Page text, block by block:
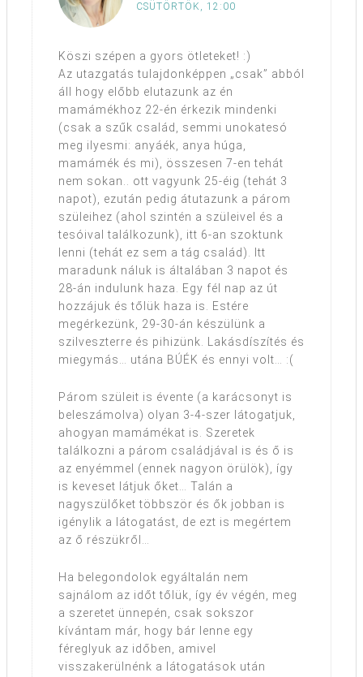
CSÜTÖRTÖK, 12:00
Köszi szépen a gyors ötleteket! :)
Az utazgatás tulajdonképpen „csak” abból
áll hogy előbb elutazunk az én
mamámékhoz 22-én érkezik mindenki
(csak a szűk család, semmi unokatesó
meg ilyesmi: anyáék, anya húga,
mamámék és mi), összesen 7-en tehát
nem sokan.. ott vagyunk 25-éig (tehát 3
napot), ezután pedig átutazunk a párom
szüleihez (ahol szintén a szüleivel és a
tesóival találkozunk), itt 6-an szoktunk
lenni (tehát ez sem a tág család). Itt
maradunk náluk is általában 3 napot és
28-án indulunk haza. Egy fél nap az út
hozzájuk és tőlük haza is. Estére
megérkezünk, 29-30-án készülünk a
szilveszterre és pihizünk. Lakásdíszítés és
miegymás… utána BÚÉK és ennyi volt… :(
Párom szüleit is évente (a karácsonyt is
beleszámolva) olyan 3-4-szer látogatjuk,
ahogyan mamámékat is. Szeretek
találkozni a párom családjával is és ő is
az enyémmel (ennek nagyon örülök), így
is keveset látjuk őket… Talán a
nagyszülőket többször és ők jobban is
igénylik a látogatást, de ezt is megértem
az ő részükről…
Ha belegondolok egyáltalán nem
sajnálom az időt tőlük, így év végén, meg
a szeretet ünnepén, csak sokszor
kívántam már, hogy bár lenne egy
féreglyuk az időben, amivel
visszakerülnénk a látogatások után